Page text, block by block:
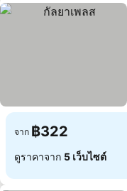
จาก ฿322
ดูราคาจาก 5 เว็บไซต์